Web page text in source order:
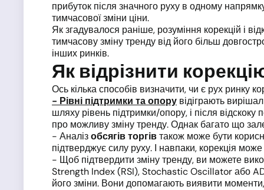
прибуток після значного руху в одному
тимчасової зміни ціни.
Як згадувалося раніше, розуміння корекцій і
тимчасову зміну тренду від його більш
інших ринків.
Як відрізнити
Ось кілька способів визначити, чи є рух ринку
- Рівні підтримки та опору відіграють
шляху рівень підтримки/опору, і після
про можливу зміну тренду. Однак багато що
- Аналізобсягів торгівтакож може бути
підтверджує силу руху. І навпаки, корекція
- Щоб підтвердити зміну тренду, ви можете
Strength Index (RSI), Stochastic Oscillator або
його зміни. Вони допомагають виявити